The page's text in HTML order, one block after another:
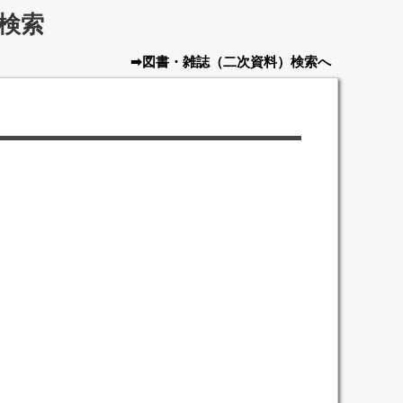
索
➡図書・雑誌（二次資料） 検索へ